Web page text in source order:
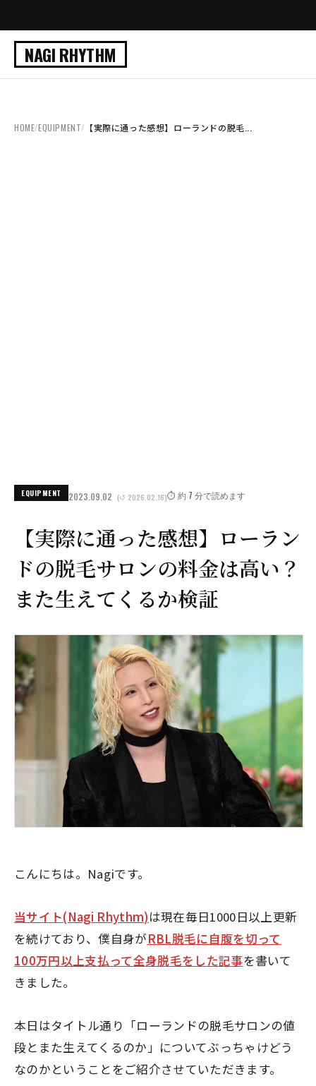
NAGI RHYTHM
HOME/EQUIPMENT/ 【実際に通った感想】ローランドの脱毛...
EQUIPMENT 2023.09.02 (↺ 2026.02.16)⏱️ 約 7 分で読めます
【実際に通った感想】ローラン
ドの脱毛サロンの料金は高い？
また生えてくるか検証
こんにちは。Nagiです。
当サイト(Nagi Rhythm)は現在毎日1000日以上更新
を続けており、僕自身がRBL脱毛に自腹を切って
100万円以上支払って全身脱毛をした記事を書いて
きました。
本日はタイトル通り「ローランドの脱毛サロンの値
段とまた生えてくるのか」についてぶっちゃけどう
なのかということをご紹介させていただきます。